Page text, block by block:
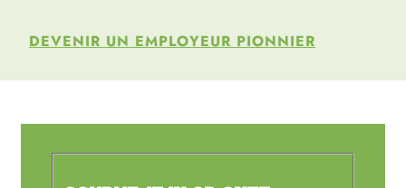
DEVENIR UN EMPLOYEUR PIONNIER